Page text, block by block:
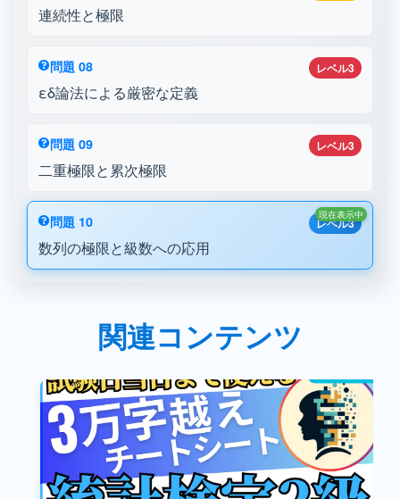
連続性と極限
レベル3
問題 08
εδ論法による厳密な定義
レベル3
問題 09
二重極限と累次極限
レベル3
問題 10
数列の極限と級数への応用
現在表示中
関連コンテンツ